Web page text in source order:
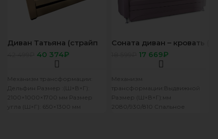
Диван Татьяна (страйп
шоколад/ лота ком 01)
40 374₽
Механизм трансформации:
Дельфин Размер :(Ш×В×Г):
2100×1000×1700 мм Размер
угла (Ш×Г): 650×1300 мм
Соната диван – кровать (
1 кат.) 208*81*93 с/м
17 669₽
Механизм
трансформации:Выдвижной
Размер (Ш×В×Г):мм
2080/930/810 Спальное